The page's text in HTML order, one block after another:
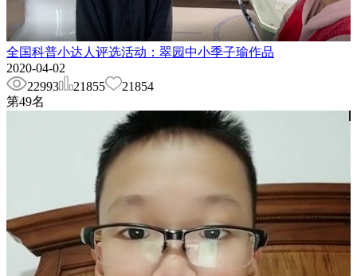
全国科普小达人评选活动：翠园中小季子瑜作品
2020-04-02
22993
21855
21854
第49名